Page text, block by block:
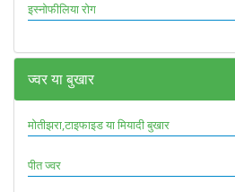
इस्नोफीलिया रोग
ज्वर या बुखार
मोतीझरा,टाइफाइड या मियादी बुखार
पीत ज्वर